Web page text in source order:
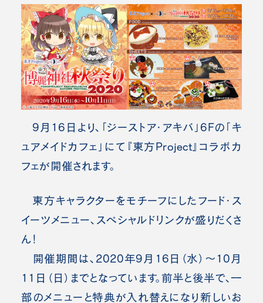
9月16日より、「ジーストア・アキバ」6Fの「キ
ュアメイドカフェ」にて『東方Project』コラボカ
フェが開催されます。
東方キャラクターをモチーフにしたフード・ス
イーツメニュー、スペシャルドリンクが盛りだくさ
ん！
開催期間は、2020年9月16日（水）～10月
11日（日）までとなっています。前半と後半で、一
部のメニューと特典が入れ替えになり新しいお